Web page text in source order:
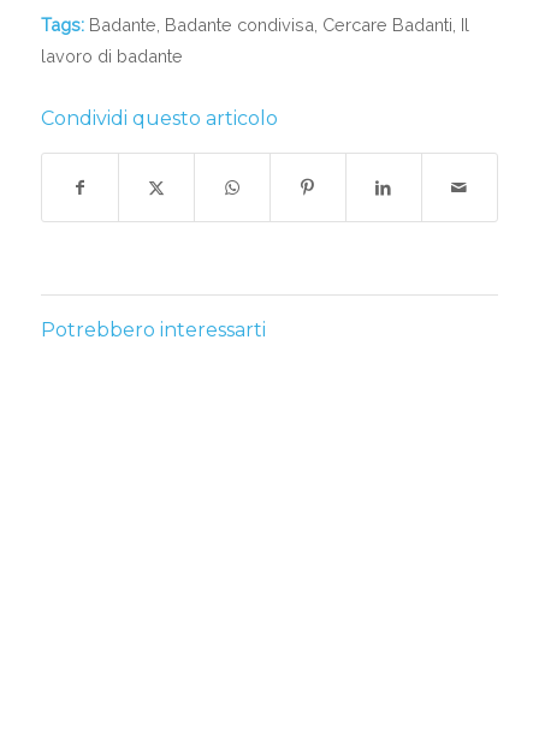
Tags: Badante Badante condivisa Cercare Badanti Il
lavoro di badante
Condividi questo articolo
Potrebbero interessarti